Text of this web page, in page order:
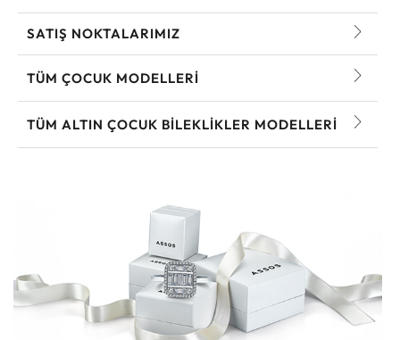
SATIŞ NOKTALARIMIZ
TÜM ÇOCUK MODELLERI
TÜM ALTIN ÇOCUK BILEKLIKLER MODELLERI